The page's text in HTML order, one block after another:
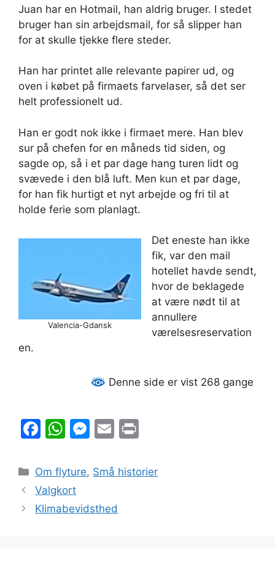
Juan har en Hotmail, han aldrig bruger. I stedet
bruger han sin arbejdsmail, for så slipper han
for at skulle tjekke flere steder.
Han har printet alle relevante papirer ud, og
oven i købet på firmaets farvelaser, så det ser
helt professionelt ud.
Han er godt nok ikke i firmaet mere. Han blev
sur på chefen for en måneds tid siden, og
sagde op, så i et par dage hang turen lidt og
svævede i den blå luft. Men kun et par dage,
for han fik hurtigt et nyt arbejde og fri til at
holde ferie som planlagt.
Valencia-Gdansk
Det eneste han ikke
fik, var den mail
hotellet havde sendt,
hvor de beklagede
at være nødt til at
annullere
værelsesreservation
en.
Denne side er vist 268 gange
F
c
e
b
W
at
s
A
M
s
e
E
ai t
Kategorier
Om flyture, Små historier
Valgkort
Klimabevidsthed